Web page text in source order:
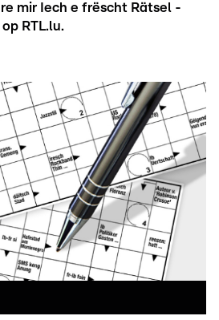
mir Iech e frëscht Rätsel -
RTL.lu.